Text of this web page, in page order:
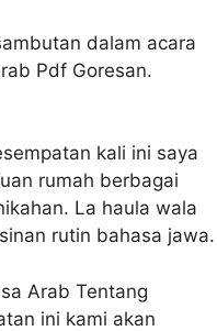
dalam acara
Pdf Goresan.
kali ini saya
rumah berbagai
La haula wala
rutin bahasa jawa.
Arab Tentang
ini kami akan